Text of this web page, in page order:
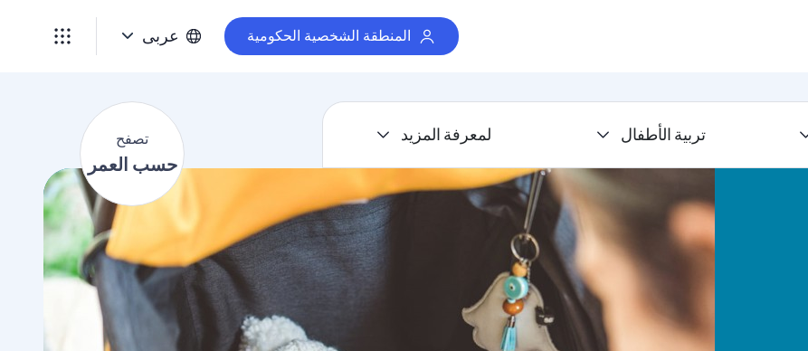
المنطقة الشخصية الحكومية عربى
تربية الأطفال لمعرفة المزيد تصفح
حسب العمر
ص
ف
ا
ل
ع
م
ر